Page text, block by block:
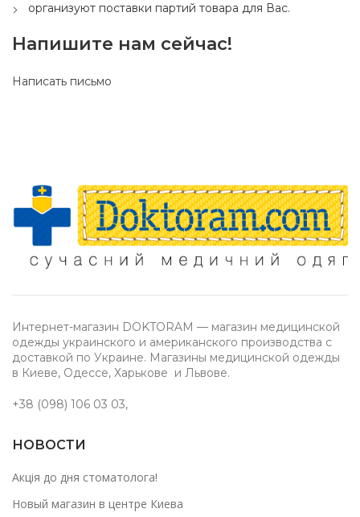
организуют поставки партий товара для Вас.
Напишите нам сейчас!
Написать письмо
Интернет-магазин DOKTORAM — магазин медицинской
одежды украинского и американского производства с
доставкой по Украине. Магазины медицинской одежды
в Киеве, Одессе, Харькове и Львове.
+38 (098) 106 03 03,
НОВОСТИ
Акція до дня стоматолога!
Новый магазин в центре Киева